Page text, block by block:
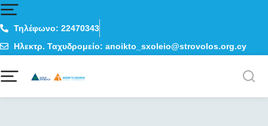
Τηλέφωνο: 22470343
Ηλεκτρ. Ταχυδρομείο: anoikto_sxoleio@strovolos.org.cy